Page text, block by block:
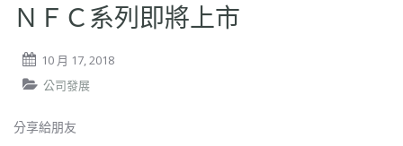
ＮＦＣ系列即將上市
10 月 17, 2018
公司發展
分享給朋友